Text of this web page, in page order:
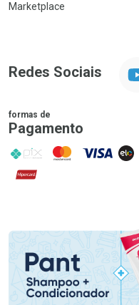
Marketplace
Redes Sociais
formas de
Pagamento
PIX MasterCard
VISA ELO
Hipercard
Promoção em